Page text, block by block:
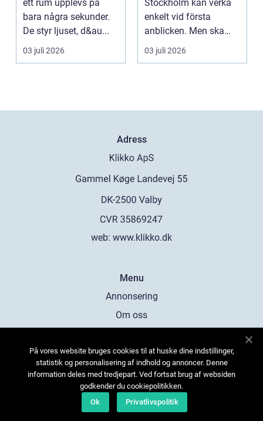
ett rum upplevs på
bara några sekunder.
De styr ljuset, d&au...
03 juli 2026
Stockholm kan verka
enkelt vid första
anblicken. Men ska
bilden vara stor,...
03 juli 2026
Adress
web: www.klikko.dk
Menu
Annonsering
Om oss
Kontakta oss
Sitemap
På vores website bruges cookies til at huske dine indstillinger,
statistik og personalisering af indhold og annoncer. Denne
information deles med tredjepart. Ved fortsat brug af websiden
godkender du cookiepolitikken.
Ok
Privatlivspolitik